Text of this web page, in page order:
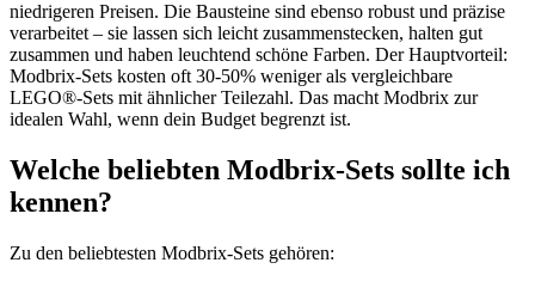
niedrigeren Preisen. Die Bausteine sind ebenso robust und präzise
verarbeitet – sie lassen sich leicht zusammenstecken, halten gut
zusammen und haben leuchtend schöne Farben. Der Hauptvorteil:
Modbrix-Sets kosten oft 30-50% weniger als vergleichbare
LEGO®-Sets mit ähnlicher Teilezahl. Das macht Modbrix zur
idealen Wahl, wenn dein Budget begrenzt ist.
Welche beliebten Modbrix-Sets sollte ich
kennen?
Zu den beliebtesten Modbrix-Sets gehören: